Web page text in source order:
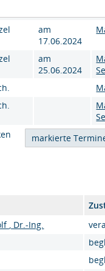
am
17.06.2024
am
25.06.2024
, Dr.-Ing.